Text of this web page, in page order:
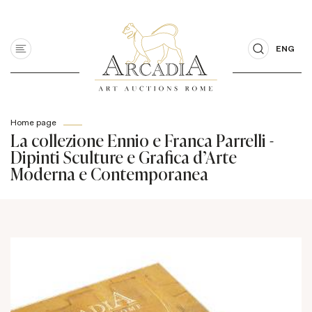
ENG
Home page
La collezione Ennio e Franca Parrelli -
Dipinti Sculture e Grafica d'Arte
Moderna e Contemporanea